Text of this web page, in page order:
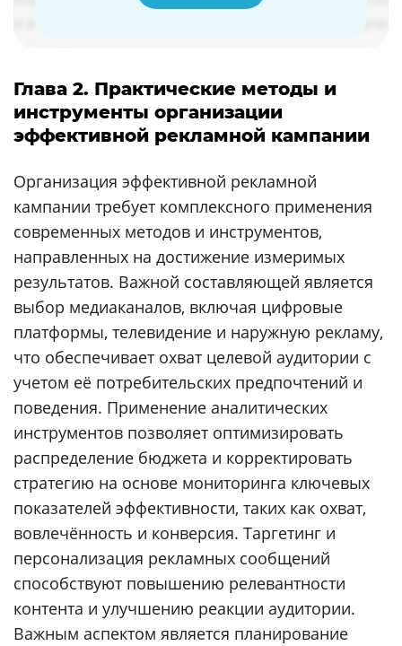
Глава 2. Практические методы и
инструменты организации
эффективной рекламной кампании
Организация эффективной рекламной
кампании требует комплексного применения
современных методов и инструментов,
направленных на достижение измеримых
результатов. Важной составляющей является
выбор медиаканалов, включая цифровые
платформы, телевидение и наружную рекламу,
что обеспечивает охват целевой аудитории с
учетом её потребительских предпочтений и
поведения. Применение аналитических
инструментов позволяет оптимизировать
распределение бюджета и корректировать
стратегию на основе мониторинга ключевых
показателей эффективности, таких как охват,
вовлечённость и конверсия. Таргетинг и
персонализация рекламных сообщений
способствуют повышению релевантности
контента и улучшению реакции аудитории.
Важным аспектом является планирование